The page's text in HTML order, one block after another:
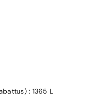
standard
: 1365 L